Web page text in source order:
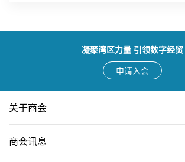
凝聚湾区力量 引领数字经贸
申请入会
关于商会
商会讯息